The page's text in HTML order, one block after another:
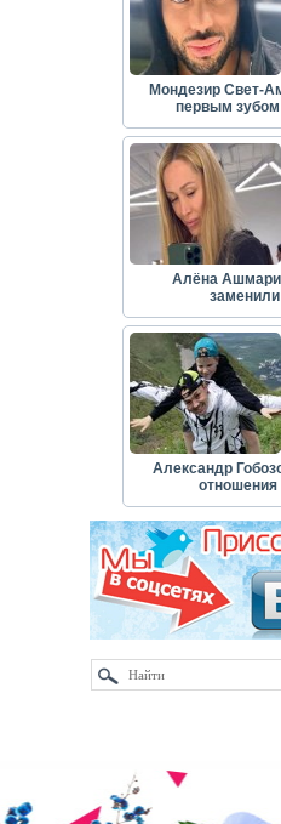
Мондезир Свет-
первым зубом
Алёна
Александр